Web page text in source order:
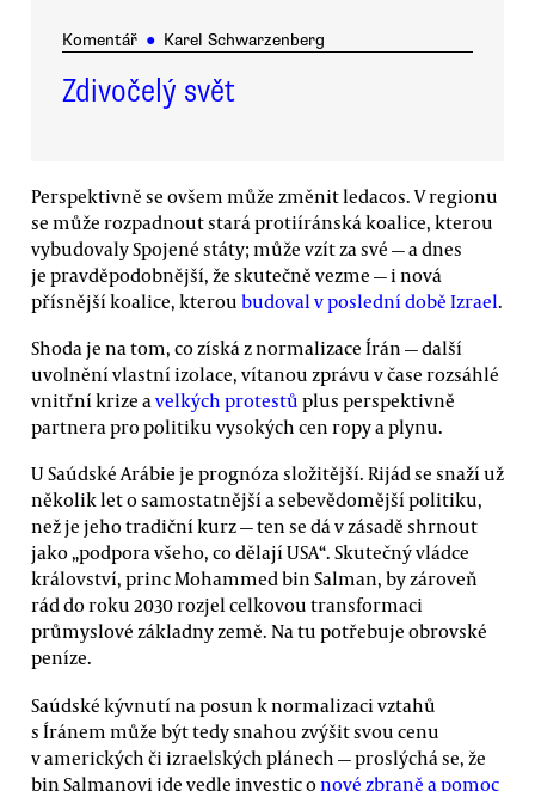
Komentář ● Karel Schwarzenberg
Zdivočelý svět
Perspektivně se ovšem může změnit ledacos. V regionu
se může rozpadnout stará protiíránská koalice, kterou
vybudovaly Spojené státy; může vzít za své — a dnes
je pravděpodobnější, že skutečně vezme — i nová
přísnější koalice, kterou budoval v poslední době Izrael.
Shoda je na tom, co získá z normalizace Írán — další
uvolnění vlastní izolace, vítanou zprávu v čase rozsáhlé
vnitřní krize a velkých protestů plus perspektivně
partnera pro politiku vysokých cen ropy a plynu.
U Saúdské Arábie je prognóza složitější. Rijád se snaží už
několik let o samostatnější a sebevědomější politiku,
než je jeho tradiční kurz — ten se dá v zásadě shrnout
jako „podpora všeho, co dělají USA“. Skutečný vládce
království, princ Mohammed bin Salman, by zároveň
rád do roku 2030 rozjel celkovou transformaci
průmyslové základny země. Na tu potřebuje obrovské
peníze.
Saúdské kývnutí na posun k normalizaci vztahů
s Íránem může být tedy snahou zvýšit svou cenu
v amerických či izraelských plánech — proslýchá se, že
bin Salmanovi jde vedle investic onové zbraně a pomoc